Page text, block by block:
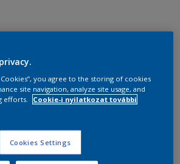
Cookies”, you agree to the storing of cookies
site navigation, analyze site usage, and
efforts.
Cookie-i nyilatkozat további
Cookies Settings